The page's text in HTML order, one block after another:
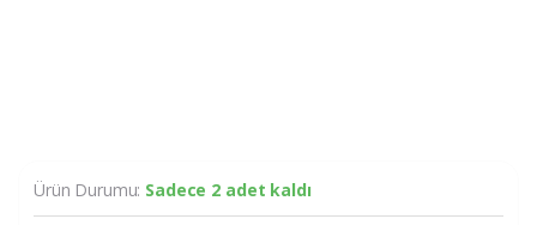
Ürün Durumu: Sadece 2 adet kaldı